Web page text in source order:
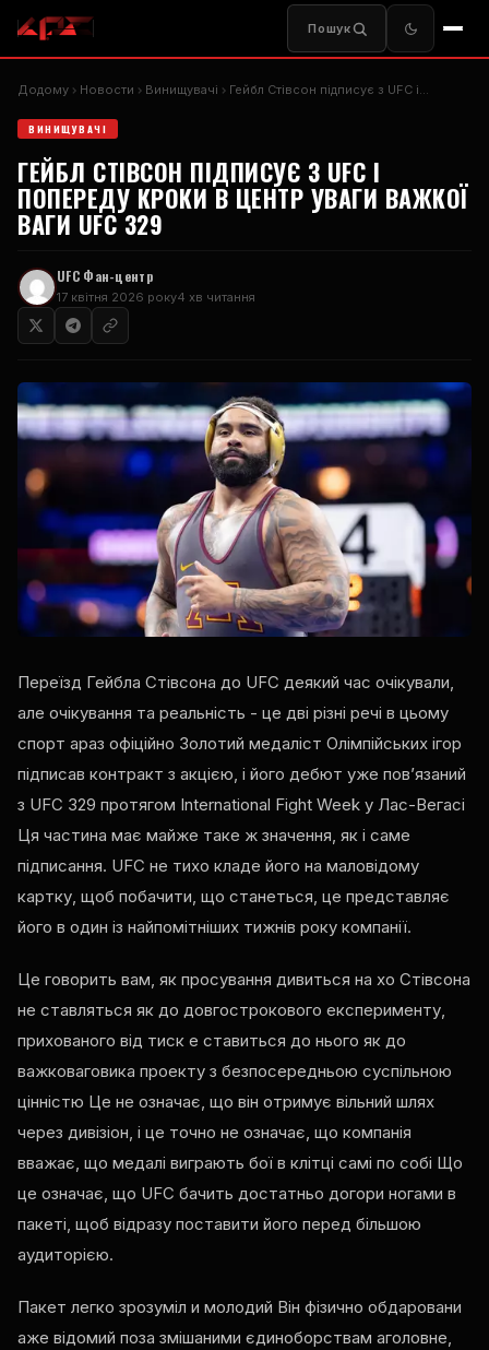
Пошук
Додому Новости Винищувачі Гейбл Стівсон підписує з UFC і...
ВИНИЩУВАЧІ
ГЕЙБЛ СТІВСОН ПІДПИСУЄ З UFC І
ПОПЕРЕДУ КРОКИ В ЦЕНТР УВАГИ ВАЖКОЇ
ВАГИ UFC329
UFCФан-центр
17 квітня 2026 року4 хв читання
Переїзд Гейбла Стівсона до UFC деякий час очікували,
але очікування та реальність - це дві різні речі в цьому
спорт араз офіційно Золотий медаліст Олімпійських ігор
підписав контракт з акцією, і його дебют уже пов’язаний
з UFC 329 протягом International Fight Week у Лас-Вегасі
Ця частина має майже таке ж значення, як і саме
підписання. UFC не тихо кладе його на маловідому
картку, щоб побачити, що станеться, це представляє
його в один із найпомітніших тижнів року компанії.
Це говорить вам, як просування дивиться на хо Стівсона
не ставляться як до довгострокового експерименту,
прихованого від тиск е ставиться до нього як до
важковаговика проекту з безпосередньою суспільною
цінністю Це не означає, що він отримує вільний шлях
через дивізіон, і це точно не означає, що компанія
вважає, що медалі виграють бої в клітці самі по собі Що
це означає, що UFC бачить достатньо догори ногами в
пакеті, щоб відразу поставити його перед більшою
аудиторією.
Пакет легко зрозуміл и молодий Він фізично обдаровани
аже відомий поза змішаними єдиноборствам аголовне,